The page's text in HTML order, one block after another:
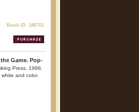
Book ID: 186701
Game. Pop-
Press. 1996.
and color.